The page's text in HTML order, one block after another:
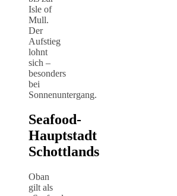
Isle of
Mull.
Der
Aufstieg
lohnt
sich –
besonders
bei
Sonnenuntergang.
Seafood-
Hauptstadt
Schottlands
Oban
gilt als